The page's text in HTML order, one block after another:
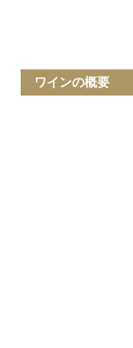
ワインの概要